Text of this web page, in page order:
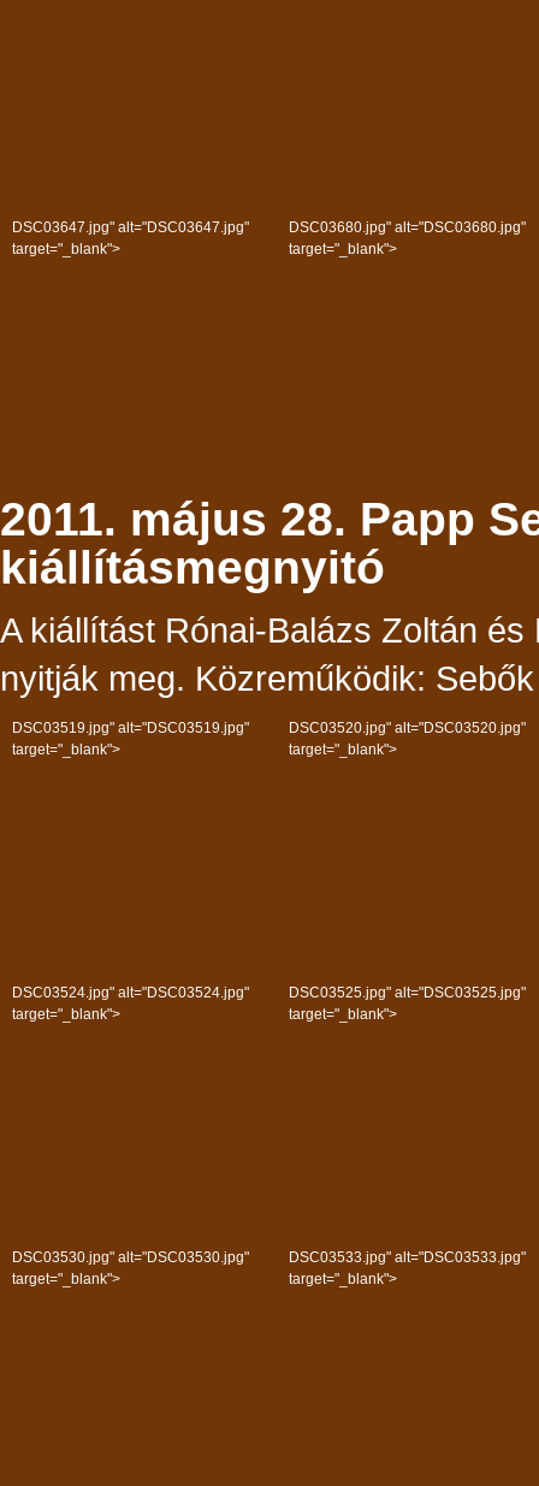
DSC03647.jpg" alt="DSC03647.jpg"
target="_blank">
DSC03680.jpg" alt="DSC03680.jpg"
target="_blank">
2011. május 28. Papp
kiállításmegnyitó
A kiállítást Rónai-Balázs Zoltán
nyitják meg. Közreműködik:
DSC03519.jpg" alt="DSC03519.jpg"
target="_blank">
DSC03520.jpg" alt="DSC03520.jpg"
target="_blank">
DSC03524.jpg" alt="DSC03524.jpg"
target="_blank">
DSC03525.jpg" alt="DSC03525.jpg"
target="_blank">
DSC03530.jpg" alt="DSC03530.jpg"
target="_blank">
DSC03533.jpg" alt="DSC03533.jpg"
target="_blank">